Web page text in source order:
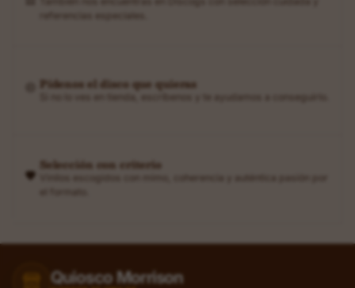
Pídenos el disco que quieras
Selección con criterio
Quiosco Morrison